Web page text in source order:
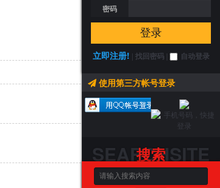
密码
登录
立即注册! | 找回密码| 自动登录
使用第三方帐号登录
SEARCHSITE
搜索